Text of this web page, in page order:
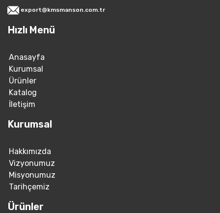
export@kmsmanson.com.tr
Hızlı Menü
Anasayfa
Kurumsal
Ürünler
Katalog
İletişim
Kurumsal
Hakkımızda
Vizyonumuz
Misyonumuz
Tarihçemiz
Ürünler